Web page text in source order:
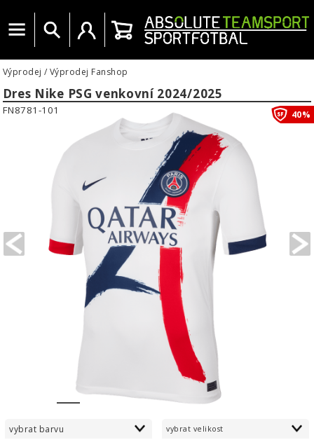
Menu Vyhledat Uživatelský účet
Košík
Výprodej / Výprodej Fanshop
Dres Nike PSG venkovní 2024/2025
PREVIOUS
2 3 7
FN8781-101 40%
vybrat barvu vybrat velikost